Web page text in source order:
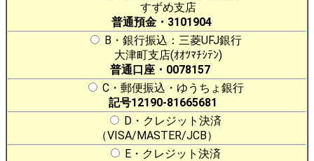
すずめ支店
普通預金・3101904
B・銀行振込：三菱UFJ銀行
大津町支店(ｵｵﾂﾏﾁｼﾃﾝ)
普通口座・0078157
C・郵便振込・ゆうちょ銀行
記号12190-81665681
D・クレジット決済
（VISA/MASTER/JCB）
E・クレジット決済